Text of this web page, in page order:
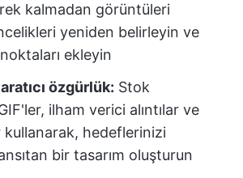
kalmadan görüntüleri
yeniden belirleyin ve
ekleyin
özgürlük: Stok
ilham verici alıntılar ve
kullanarak, hedeflerinizi
bir tasarım oluşturun